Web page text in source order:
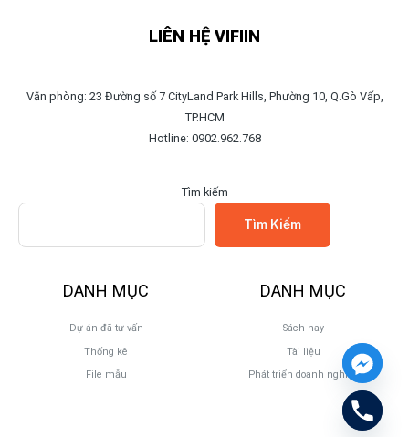
LIÊN HỆ VIFIIN
Văn phòng: 23 Đường số 7 CityLand Park Hills, Phường 10, Q.Gò Vấp,
TP.HCM
Hotline: 0902.962.768
Tìm kiếm
Tìm Kiếm
DANH MỤC
Dự án đã tư vấn
Thống kê
File mẫu
DANH MỤC
Sách hay
Tài liệu
Phát triển doanh nghiệp